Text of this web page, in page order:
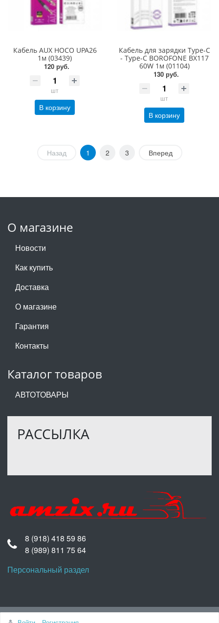
Кабель AUX HOCO UPA26
1м (03439)
120 руб.
шт
В корзину
Кабель для зарядки Type-C
- Type-C BOROFONE BX117
60W 1м (01104)
130 руб.
шт
В корзину
Назад 1 2 3 Вперед
О магазине
Новости
Как купить
Доставка
О магазине
Гарантия
Контакты
Каталог товаров
АВТОТОВАРЫ
РАССЫЛКА
8 (918) 418 59 86
8 (989) 811 75 64
Персональный раздел